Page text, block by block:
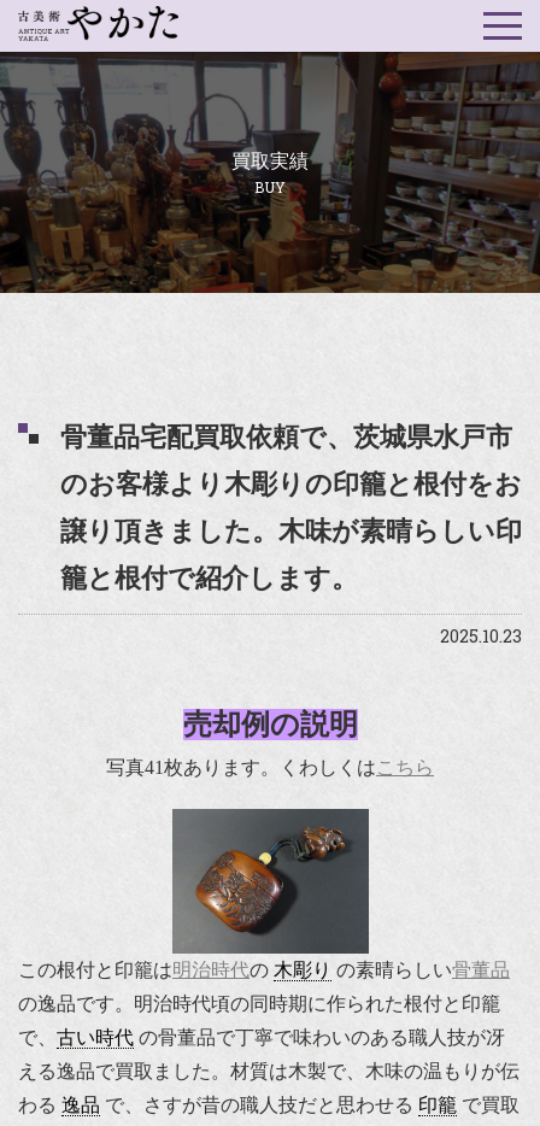
買取実績
BUY
骨董品宅配買取依頼で、茨城県水戸市
のお客様より木彫りの印籠と根付をお
譲り頂きました。木味が素晴らしい印
籠と根付で紹介します。
2025.10.23
売却例の説明
写真41枚あります。くわしくはこちら
この根付と印籠は明治時代の 木彫り の素晴らしい骨董品
の逸品です。明治時代頃の同時期に作られた根付と印籠
で、 古い時代 の骨董品で丁寧で味わいのある職人技が冴
える逸品で買取ました。材質は木製で、木味の温もりが伝
わる 逸品 で、さすが昔の職人技だと思わせる 印籠 で買取